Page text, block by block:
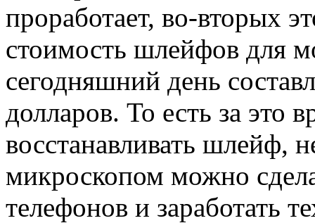
проработает, во-вторых
стоимость шлейфов для
сегодняшний день
долларов. То есть за это
восстанавливать шлейф,
микроскопом можно
телефонов и заработать